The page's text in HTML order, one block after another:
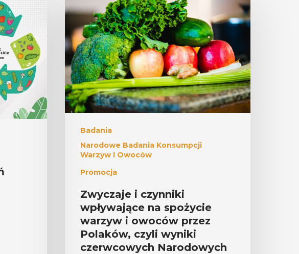
Badania
Narodowe Badania Konsumpcji
Warzyw i Owoców
Promocja
Zwyczaje i czynniki
wpływające na spożycie
warzyw i owoców przez
Polaków, czyli wyniki
czerwcowych Narodowych